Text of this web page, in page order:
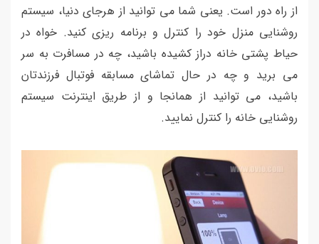
از راه دور است. یعنی شما می توانید از هرجای دنیا، سیستم
روشنایی منزل خود را کنترل و برنامه ریزی کنید. خواه در
حیاط پشتی خانه دراز کشیده باشید، چه در مسافرت به سر
می برید و چه در حال تماشای مسابقه فوتبال فرزندتان
باشید، می توانید از همانجا و از طریق اینترنت سیستم
روشنایی خانه را کنترل نمایید.